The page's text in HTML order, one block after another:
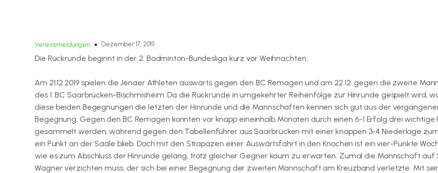
Vereinsmeldungen Dezember 17, 2019
Die Rückrunde beginnt in der 2. Badminton-Bundesliga kurz vor Weihnachten.
Am 21.12.2019 spielen die Jenaer Athleten auswärts gegen den BC Remagen und am 22.12. gegen die zweite
des 1. BC Saarbrücken-Bischmisheim. Da die Rückrunde in umgekehrter Reihenfolge zur Hinrunde gespielt wird,
diese beiden Begegnungen die letzten der Hinrunde und die Mannschaften kennen sich gut aus der
Begegnung. Gegen den BC Remagen konnten vor knapp eineinhalb Monaten durch einen 6-1 Erfolg drei wichtige
gesammelt werden, während gegen den Tabellenführer aus Saarbrücken mit einer knappen 3-4 Niederlage
ein Punkt an der Saale blieb. Doch mit den Strapazen einer Auswärtsfahrt in den Knochen ist ein vier-Punkte
wie es zum Abschluss der Hinrunde gelang, trotz gleicher Gegner kaum zu erwarten. Zumal die Mannschaft
Wagner verzichten muss, der sich bei einer Begegnung der zweiten Mannschaft am Kreuzband verletzte. Mit